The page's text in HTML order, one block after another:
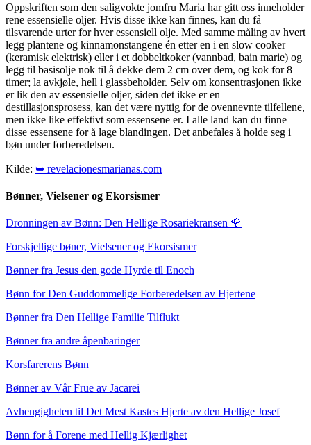
Oppskriften som den saligvokte jomfru Maria har gitt oss inneholder
rene essensielle oljer. Hvis disse ikke kan finnes, kan du få
tilsvarende urter for hver essensiell olje. Med samme måling av hvert
legg plantene og kinnamonstangene én etter en i en slow cooker
(keramisk elektrisk) eller i et dobbeltkoker (vannbad, bain marie) og
legg til basisolje nok til å dekke dem 2 cm over dem, og kok for 8
timer; la avkjøle, hell i glassbeholder. Selv om konsentrasjonen ikke
er lik den av essensielle oljer, siden det ikke er en
destillasjonsprosess, kan det være nyttig for de ovennevnte tilfellene,
men ikke like effektivt som essensene er. I alle land kan du finne
disse essensene for å lage blandingen. Det anbefales å holde seg i
bøn under forberedelsen.
Kilde: ➥ revelacionesmarianas.com
Bønner, Vielsener og Ekorsismer
Dronningen av Bønn: Den Hellige Rosariekransen 🌹
Forskjellige bøner, Vielsener og Ekorsismer
Bønner fra Jesus den gode Hyrde til Enoch
Bønn for Den Guddommelige Forberedelsen av Hjertene
Bønner fra Den Hellige Familie Tilflukt
Bønner fra andre åpenbaringer
Korsfarerens Bønn
Bønner av Vår Frue av Jacarei
Avhengigheten til Det Mest Kastes Hjerte av den Hellige Josef
Bønn for å Forene med Hellig Kjærlighet